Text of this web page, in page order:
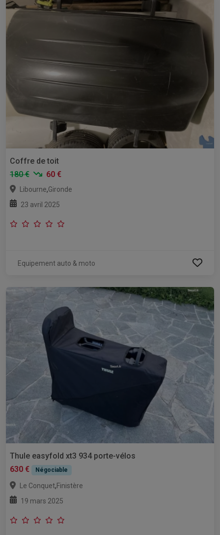
Coffre de toit
180 €
60 €
Libourne,Gironde
23 avril 2025
Equipement auto & moto
Thule easyfold xt3 934 porte-vélos
630 €
Négociable
Le Conquet,Finistère
19 mars 2025